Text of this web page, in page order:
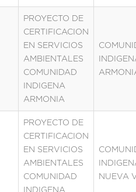
PROYECTO DE
CERTIFICACION
EN SERVICIOS
AMBIENTALES
COMUNIDAD
INDIGENA
ARMONIA
PROYECTO DE
CERTIFICACION
EN SERVICIOS
AMBIENTALES
COMUNIDAD
INDIGENA
NUEVA